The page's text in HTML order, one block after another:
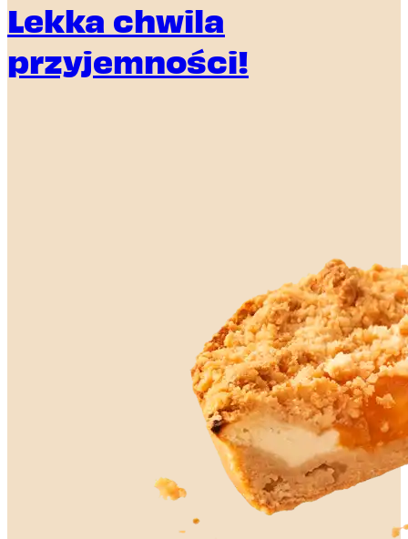
Lekka chwila
przyjemności!